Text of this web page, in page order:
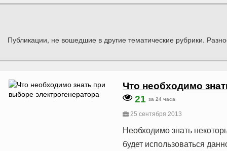
Публикации, не вошедшие в другие тематические рубрики.
Что необходимо
21 за 24 часа
25 сентября 2013
Необходимо знать
будет использоваться